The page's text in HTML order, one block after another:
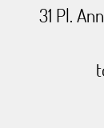
31 Pl.